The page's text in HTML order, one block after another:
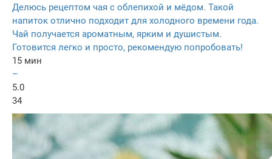
Делюсь рецептом чая с облепихой и мёдом. Такой
напиток отлично подходит для холодного времени года.
Чай получается ароматным, ярким и душистым.
Готовится легко и просто, рекомендую попробовать!
15 мин
–
5.0
34